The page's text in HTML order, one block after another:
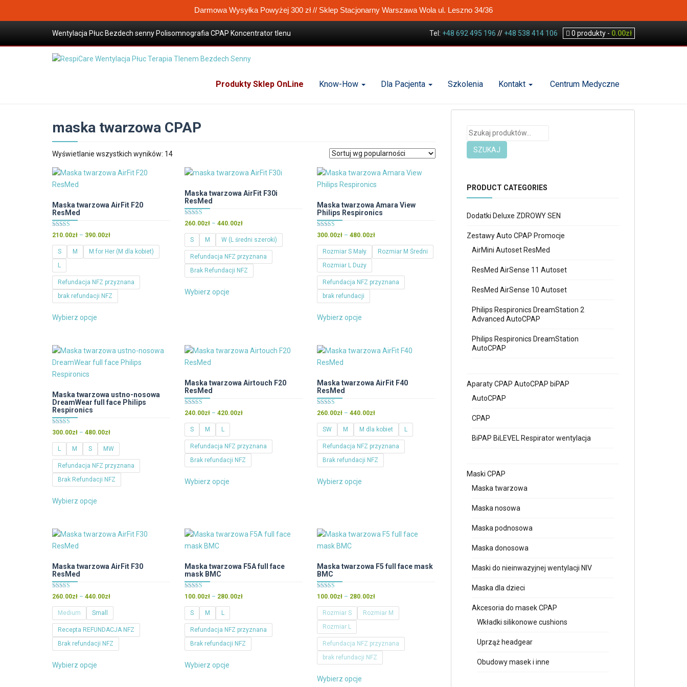
Darmowa Wysyłka Powyżej 300 zł // Sklep Stacjonarny Warszawa Wola ul. Leszno 34/36
Wentylacja Płuc Bezdech senny Polisomnografia CPAP Koncentrator tlenu
Wysokoprzepływowa terapia tlenem
Tel: +48 692 495 196 // +48 538 414 106 0 produkty - 0.00zł
Produkty Sklep OnLine Know-How Dla Pacjenta Szkolenia Kontakt Centrum Medyczne
maska twarzowa CPAP
Wyświetlanie wszystkich wyników: 14Posortowane
według
popularności
Maska twarzowa AirFit F20
ResMed
Oceniono
4.90
na 5
210.00zł – 390.00złZakres
cen:
od
do
390.00zł
S M
M for Her (M dla kobiet)
L
Refundacja NFZ przyznana
brak refundacji NFZ
Wybierz opcje
wybrać
na
Maska twarzowa AirFit F30i
ResMed
Oceniono
5.00
na 5
260.00zł – 440.00złZakres
cen:
od
260.00zł
do
440.00zł
S M W (L średni szeroki)
Refundacja NFZ przyznana
Brak Refundacji NFZ
Wybierz opcje
można
Maska twarzowa Amara View
Philips Respironics
Oceniono
5.00
na 5
300.00zł – 480.00złZakres
cen:
od
do
480.00zł
Rozmiar S Mały
Rozmiar M Średni
Rozmiar L Duży
Refundacja NFZ przyznana
brak refundacji
Wybierz opcje
można
stronie
produktu
Maska twarzowa ustno-nosowa
DreamWear full face Philips
Respironics
Oceniono
5.00
na 5
300.00zł – 480.00złZakres
cen:
od
300.00zł
do
480.00zł
L M S MW
Refundacja NFZ przyznana
Brak Refundacji NFZ
Wybierz opcje
można
stronie
produktu
Maska twarzowa Airtouch F20
ResMed
Oceniono
5.00
na 5
240.00zł – 420.00złZakres
240.00zł
do
420.00zł
S M L
Refundacja NFZ przyznana
Brak refundacji NFZ
Wybierz opcje
Opcje
na
Maska twarzowa AirFit F40
ResMed
Oceniono
5.00
na 5
260.00zł – 440.00złZakres
cen:
od
260.00zł
do
440.00zł
SW M M dla kobiet L
Refundacja NFZ przyznana
Brak refundacji NFZ
Wybierz opcje
Opcje
na
Maska twarzowa AirFit F30
ResMed
Oceniono
4.50
na 5
260.00zł – 440.00złZakres
cen:
260.00zł
do
440.00zł
Medium Small
Recepta REFUNDACJA NFZ
Brak refundacji NFZ
Wybierz opcje
Maska twarzowa F5A full face
mask BMC
Oceniono
5.00
na 5
100.00zł – 280.00złZakres
100.00zł
do
280.00zł
S M L
Refundacja NFZ przyznana
Brak refundacji NFZ
Wybierz opcje
Maska twarzowa F5 full face mask
BMC
Oceniono
4.67
na 5
100.00zł – 280.00złZakres
cen:
od
do
280.00zł
Rozmiar S
Rozmiar M
Rozmiar L
Refundacja NFZ przyznana
brak refundacji NFZ
Wybierz opcje
Szukaj:
SZUKAJ
PRODUCT CATEGORIES
Dodatki Deluxe ZDROWY SEN
Zestawy Auto CPAP Promocje
AirMini Autoset ResMed
ResMed AirSense 11 Autoset
ResMed AirSense 10 Autoset
Philips Respironics DreamStation 2
Advanced AutoCPAP
Philips Respironics DreamStation
AutoCPAP
Aparaty CPAP AutoCPAP biPAP
AutoCPAP
CPAP
BiPAP BiLEVEL Respirator wentylacja
Maski CPAP
Maska twarzowa
Maska nosowa
Maska podnosowa
Maska donosowa
Maski do nieinwazyjnej wentylacji NIV
Maska dla dzieci
Akcesoria do masek CPAP
Wkładki silikonowe cushions
Uprząż headgear
Obudowy masek i inne